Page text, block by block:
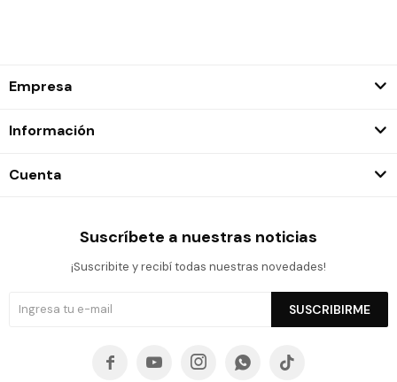
Empresa
Información
Cuenta
Suscríbete a nuestras noticias
¡Suscribite y recibí todas nuestras novedades!
SUSCRIBIRME
    